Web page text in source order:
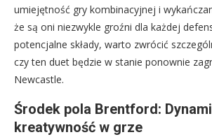
umiejętność gry kombinacyjnej i
że są oni niezwykle groźni dla każdej
potencjalne składy, warto zwrócić
czy ten duet będzie w stanie ponownie
Newcastle.
Środek pola Brentford:
kreatywność w grze